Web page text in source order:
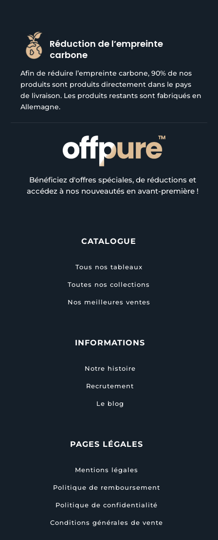
Réduction de l’empreinte
carbone
Afin de réduire l’empreinte carbone, 90% de nos
produits sont produits directement dans le pays
de livraison. Les produits restants sont fabriqués en
Allemagne.
Bénéficiez d'offres spéciales, de réductions et
accédez à nos nouveautés en avant-première !
CATALOGUE
Tous nos tableaux
Toutes nos collections
Nos meilleures ventes
INFORMATIONS
Notre histoire
Recrutement
Le blog
PAGES LÉGALES
Mentions légales
Politique de remboursement
Politique de confidentialité
Conditions générales de vente